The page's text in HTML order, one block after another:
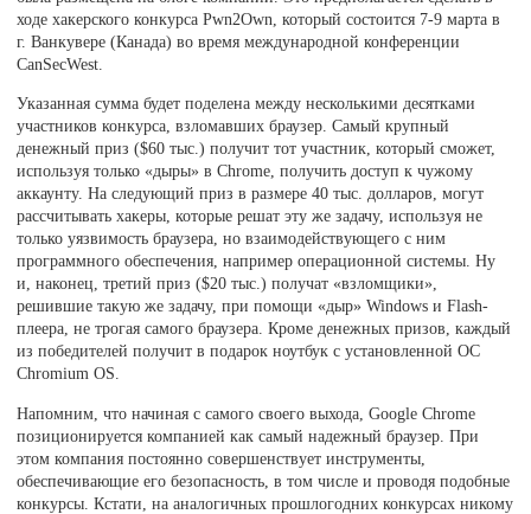
ходе хакерского конкурса Pwn2Own, который состоится 7-9 марта в
г. Ванкувере (Канада) во время международной конференции
CanSecWest.
Указанная сумма будет поделена между несколькими десятками
участников конкурса, взломавших браузер. Самый крупный
денежный приз ($60 тыс.) получит тот участник, который сможет,
используя только «дыры» в Chrome, получить доступ к чужому
аккаунту. На следующий приз в размере 40 тыс. долларов, могут
рассчитывать хакеры, которые решат эту же задачу, используя не
только уязвимость браузера, но взаимодействующего с ним
программного обеспечения, например операционной системы. Ну
и, наконец, третий приз ($20 тыс.) получат «взломщики»,
решившие такую же задачу, при помощи «дыр» Windows и Flash-
плеера, не трогая самого браузера. Кроме денежных призов, каждый
из победителей получит в подарок ноутбук с установленной ОС
Chromium OS.
Напомним, что начиная с самого своего выхода, Google Chrome
позиционируется компанией как самый надежный браузер. При
этом компания постоянно совершенствует инструменты,
обеспечивающие его безопасность, в том числе и проводя подобные
конкурсы. Кстати, на аналогичных прошлогодних конкурсах никому